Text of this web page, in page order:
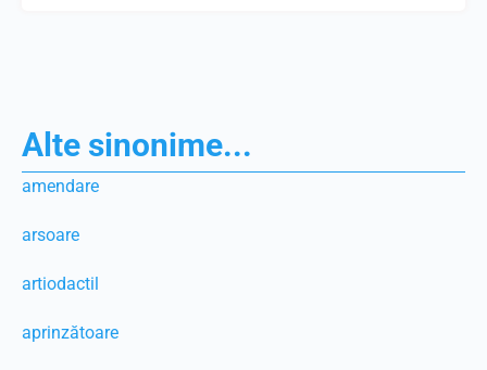
Alte sinonime...
amendare
arsoare
artiodactil
aprinzătoare